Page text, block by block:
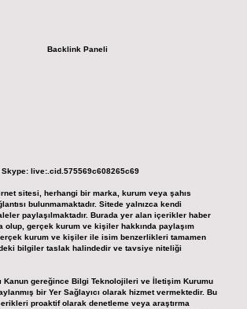
Skype: live:.cid.575569c608265c69
sitesi, herhangi bir marka, kurum veya şahıs
bulunmamaktadır. Sitede yalnızca kendi
paylaşılmaktadır. Burada yer alan içerikler haber
olup, gerçek kurum ve kişiler hakkında paylaşım
kurum ve kişiler ile isim benzerlikleri tamamen
bilgiler taslak halindedir ve tavsiye niteliği
Kanun gereğince Bilgi Teknolojileri ve İletişim Kurumu
bir Yer Sağlayıcı olarak hizmet vermektedir. Bu
proaktif olarak denetleme veya araştırma